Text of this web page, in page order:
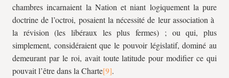
chambres incarnaient la Nation et niant logiquement la pure
doctrine de l’octroi, posaient la nécessité de leur association à
la révision (les libéraux les plus fermes) ; ou qui, plus
simplement, considéraient que le pouvoir législatif, dominé au
demeurant par le roi, avait toute latitude pour modifier ce qui
pouvait l’être dans la Charte
.